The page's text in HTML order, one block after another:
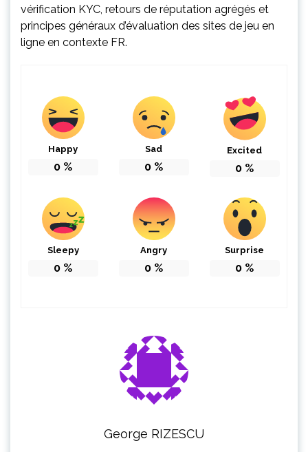
vérification KYC, retours de réputation agrégés et
principes généraux d’évaluation des sites de jeu en
ligne en contexte FR.
Happy
0 %
Sad
0 %
Excited
0 %
Sleepy
0 %
Angry
0 %
Surprise
0 %
George RIZESCU